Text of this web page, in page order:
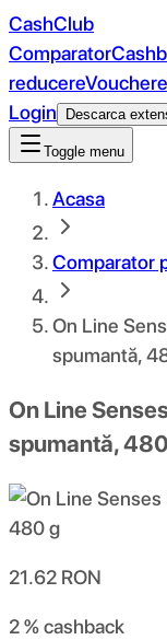
CashClub
Comparator
reducereVouchere
Login
Descarca
Toggle menu
Acasa
Comparator
On Line
spumantă,
On Line
spumantă,
21.62 RON
2 %cashback